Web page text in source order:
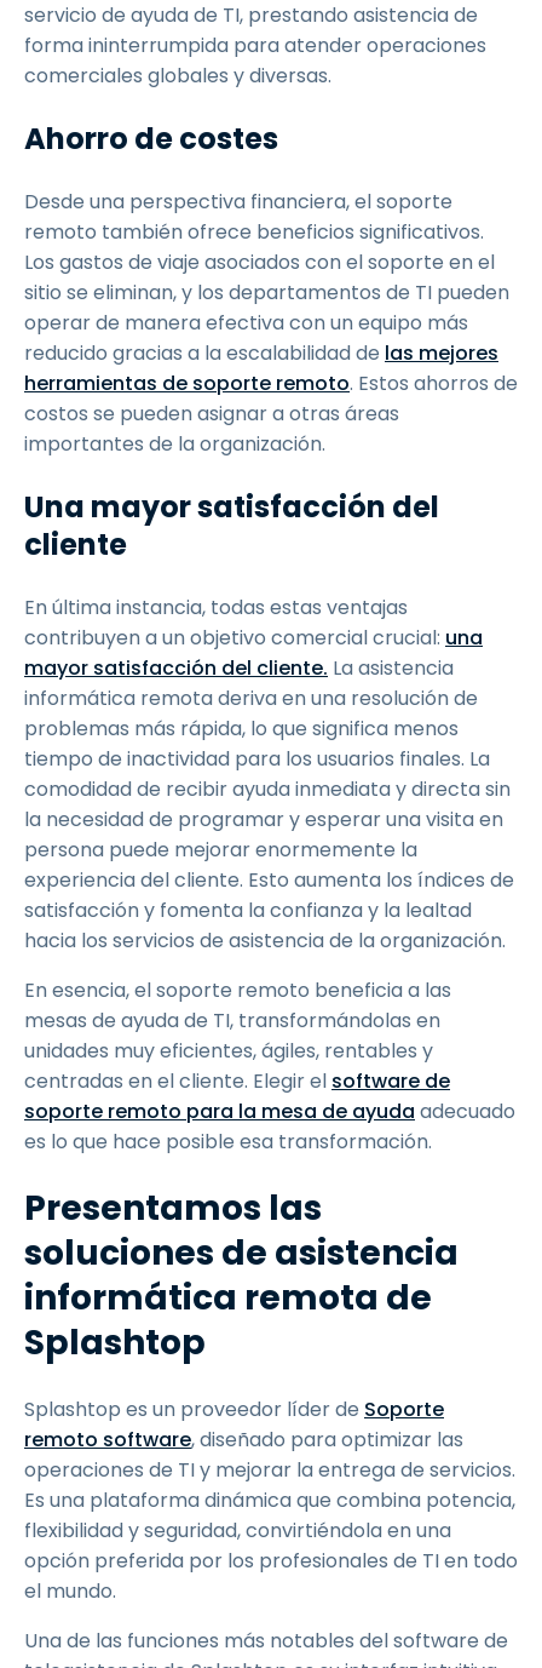
servicio de ayuda de TI, prestando asistencia de
forma ininterrumpida para atender operaciones
comerciales globales y diversas.
Ahorro de costes
Desde una perspectiva financiera, el soporte
remoto también ofrece beneficios significativos.
Los gastos de viaje asociados con el soporte en el
sitio se eliminan, y los departamentos de TI pueden
operar de manera efectiva con un equipo más
reducido gracias a la escalabilidad de las mejores
herramientas de soporte remoto. Estos ahorros de
costos se pueden asignar a otras áreas
importantes de la organización.
Una mayor satisfacción del
cliente
En última instancia, todas estas ventajas
contribuyen a un objetivo comercial crucial: una
mayor satisfacción del cliente. La asistencia
informática remota deriva en una resolución de
problemas más rápida, lo que significa menos
tiempo de inactividad para los usuarios finales. La
comodidad de recibir ayuda inmediata y directa sin
la necesidad de programar y esperar una visita en
persona puede mejorar enormemente la
experiencia del cliente. Esto aumenta los índices de
satisfacción y fomenta la confianza y la lealtad
hacia los servicios de asistencia de la organización.
En esencia, el soporte remoto beneficia a las
mesas de ayuda de TI, transformándolas en
unidades muy eficientes, ágiles, rentables y
centradas en el cliente. Elegir el software de
soporte remoto para la mesa de ayuda adecuado
es lo que hace posible esa transformación.
Presentamos las
soluciones de asistencia
informática remota de
Splashtop
Splashtop es un proveedor líder de Soporte
remoto software, diseñado para optimizar las
operaciones de TI y mejorar la entrega de servicios.
Es una plataforma dinámica que combina potencia,
flexibilidad y seguridad, convirtiéndola en una
opción preferida por los profesionales de TI en todo
el mundo.
Una de las funciones más notables del software de